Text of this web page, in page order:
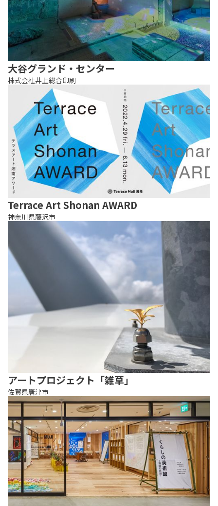
大谷グランド・センター
株式会社井上総合印刷
Terrace Art Shonan AWARD
神奈川県藤沢市
アートプロジェクト「雑草」
佐賀県唐津市